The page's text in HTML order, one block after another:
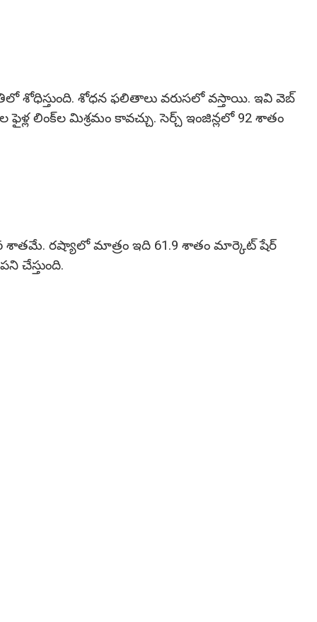
శోధిస్తుంది. శోధన ఫలితాలు వరుసలో వస్తాయి. ఇవి వెబ్
లింక్‌ల మిశ్రమం కావచ్చు. సెర్చ్‌ ఇంజిన్లలో 92 శాతం
శాతమే. రష్యాలో మాత్రం ఇది 61.9 శాతం మార్కెట్‌ షేర్‌
చేస్తుంది.